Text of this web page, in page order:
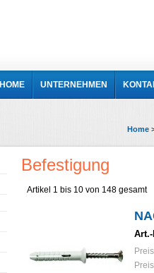
HOME UNTERNEHMEN
Home
Befestigung
Artikel 1 bis 10 von 148 gesamt
Art.-